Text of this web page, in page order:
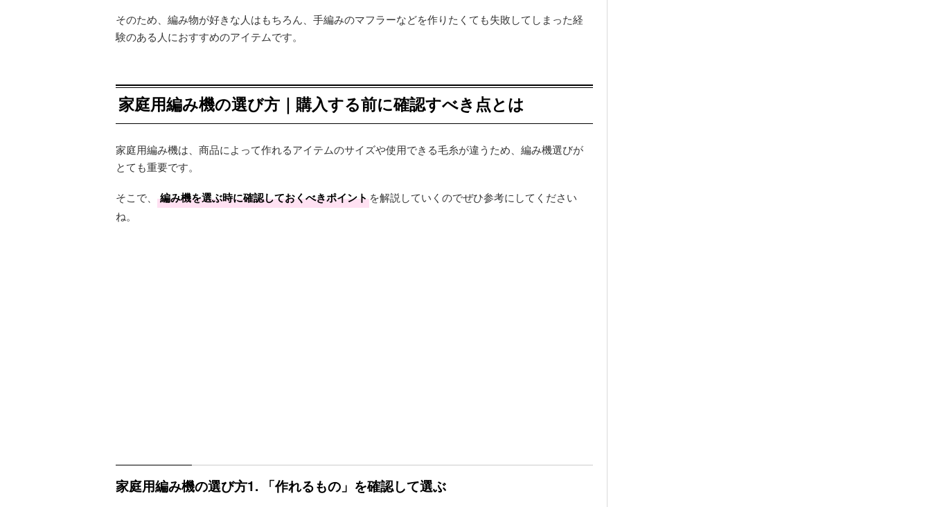
そのため、編み物が好きな人はもちろん、手編みのマフラーなどを作りたくても失敗してしまった経
験のある人におすすめのアイテムです。
家庭用編み機の選び方｜購入する前に確認すべき点とは
家庭用編み機は、商品によって作れるアイテムのサイズや使用できる毛糸が違うため、編み機選びが
とても重要です。
そこで、 編み機を選ぶ時に確認しておくべきポイントを解説していくのでぜひ参考にしてください
ね。
家庭用編み機の選び方1. 「作れるもの」を確認して選ぶ